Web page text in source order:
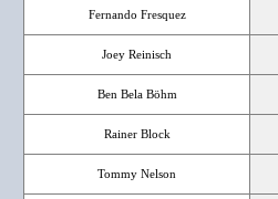
Fernando Fresquez
Joey Reinisch
Ben Bela Böhm
Rainer Block
Tommy Nelson